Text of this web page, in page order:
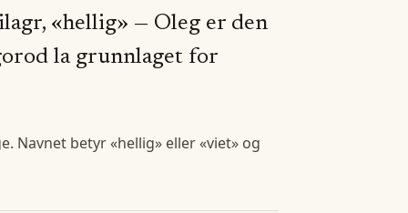
«hellig» — Oleg er den
la grunnlaget for
Navnet betyr «hellig» eller «viet» og